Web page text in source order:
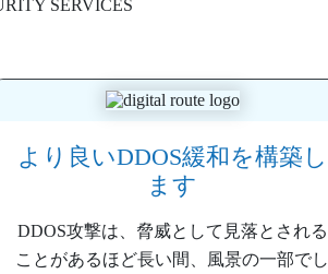
SERVICES
より良いDDOS緩和を構築し
ます
DDOS攻撃は、脅威として見落とされる
ことがあるほど長い間、風景の一部でし